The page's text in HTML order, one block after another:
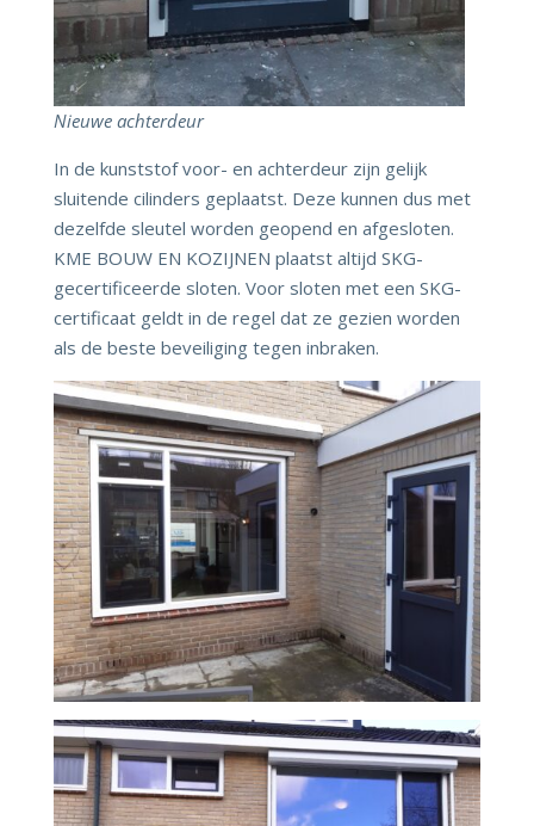
Nieuwe achterdeur
In de kunststof voor- en achterdeur zijn gelijk
sluitende cilinders geplaatst. Deze kunnen dus met
dezelfde sleutel worden geopend en afgesloten.
KME BOUW EN KOZIJNEN plaatst altijd SKG-
gecertificeerde sloten. Voor sloten met een SKG-
certificaat geldt in de regel dat ze gezien worden
als de beste beveiliging tegen inbraken.